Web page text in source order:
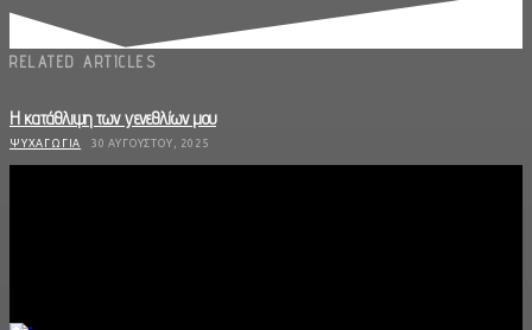
RELATED ARTICLES
Η κατάθλιψη των γενεθλίων μου
ΨΥΧΑΓΩΓΊΑ 30 ΑΥΓΟΎΣΤΟΥ, 2025